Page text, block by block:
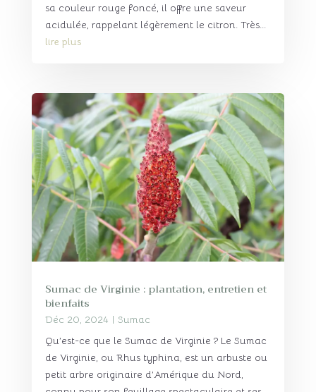
sa couleur rouge foncé, il offre une saveur
acidulée, rappelant légèrement le citron. Très...
lire plus
Sumac de Virginie : plantation, entretien et
bienfaits
Déc 20, 2024 | Sumac
Qu’est-ce que le Sumac de Virginie ? Le Sumac
de Virginie, ou Rhus typhina, est un arbuste ou
petit arbre originaire d’Amérique du Nord,